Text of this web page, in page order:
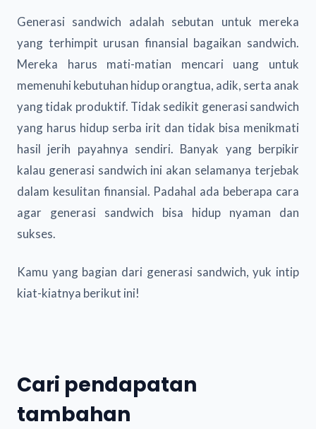
Generasi sandwich adalah sebutan untuk mereka
yang terhimpit urusan finansial bagaikan sandwich.
Mereka harus mati-matian mencari uang untuk
memenuhi kebutuhan hidup orangtua, adik, serta anak
yang tidak produktif. Tidak sedikit generasi sandwich
yang harus hidup serba irit dan tidak bisa menikmati
hasil jerih payahnya sendiri. Banyak yang berpikir
kalau generasi sandwich ini akan selamanya terjebak
dalam kesulitan finansial. Padahal ada beberapa cara
agar generasi sandwich bisa hidup nyaman dan
sukses.
Kamu yang bagian dari generasi sandwich, yuk intip
kiat-kiatnya berikut ini!
Cari pendapatan
tambahan